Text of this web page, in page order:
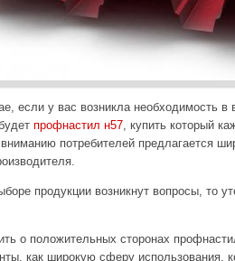
если у вас возникла необходимость
профнастил н57, купить который
потребителей предлагается
продукции возникнут вопросы, то
о положительных сторонах
как широкую сферу использования,